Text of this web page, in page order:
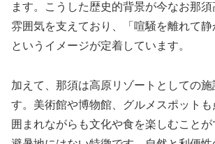
ます。こうした歴史的背景が今なお那
雰囲気を支えており、「喧騒を離れて静
というイメージが定着しています。
加えて、那須は高原リゾートとしての施
す。美術館や博物館、グルメスポット
囲まれながらも文化や食を楽しむこと